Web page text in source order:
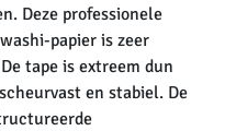
Deze professionele
papier is zeer
tape is extreem dun
en stabiel. De